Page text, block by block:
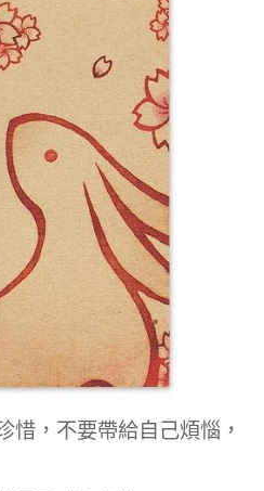
惜，不要帶給自己煩惱，